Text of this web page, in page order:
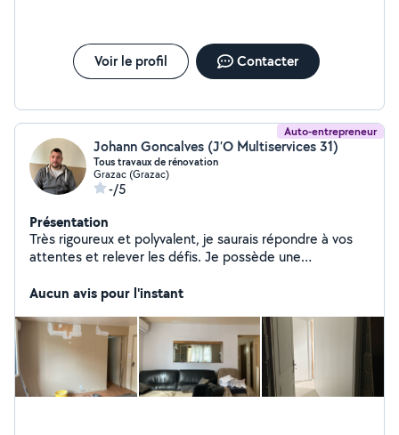
votre temps. Attention !!!! Ne versez surtout pas d'acompte,
vous ne verrez jamais la couleur de vos travaux !!!
Voir le profil Contacter
Auto-entrepreneur
Johann Goncalves (J’O Multiservices 31)
Tous travaux de rénovation
Grazac (Grazac)
-/5
Présentation
Très rigoureux et polyvalent, je saurais répondre à vos
attentes et relever les défis. Je possède une
la rénovation et je suis capable d'effectuer une variété
Aucun avis pour l'instant